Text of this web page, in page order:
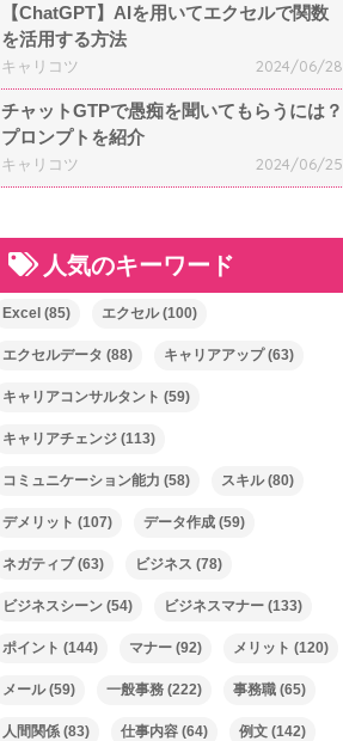
【ChatGPT】AIを用いてエクセルで関数
を活用する方法
キャリコツ 2024/06/28
チャットGTPで愚痴を聞いてもらうには？
プロンプトを紹介
キャリコツ 2024/06/25
人気のキーワード
Excel (85) エクセル(100)
エクセルデータ (88) キャリアアップ(63)
キャリアコンサルタント (59)
キャリアチェンジ (113)
コミュニケーション能力 (58) スキル(80)
デメリット (107) データ作成 (59)
ネガティブ(63) ビジネス (78)
ビジネスシーン (54) ビジネスマナー (133)
ポイント (144) マナー (92) メリット (120)
メール(59) 一般事務 (222) 事務職 (65)
人間関係 (83) 仕事内容 (64) 例文 (142)